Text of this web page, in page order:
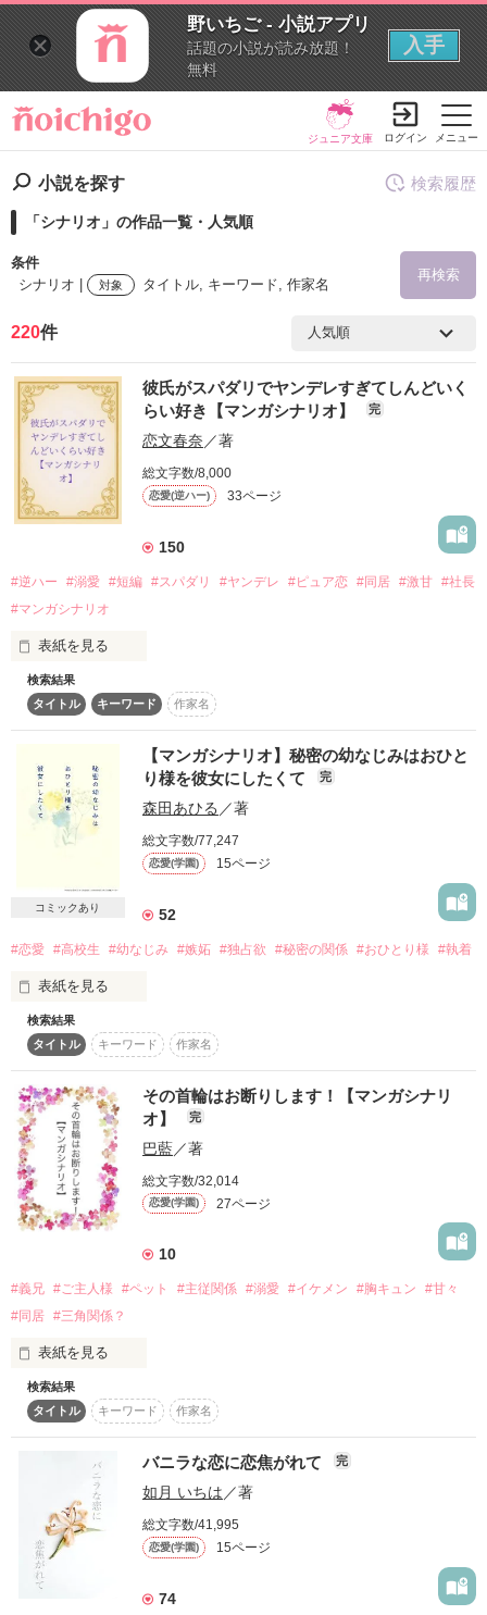
野いちご - 小説アプリ
話題の小説が読み放題！
無料
入手
メニュー
ジュニア文庫 ログイン
小説を探す
「シナリオ」の作品一覧・人気順
条件
シナリオ |
対象 タイトル, キーワード, 作家名
再検索
検索ワード
を含む
詳しく検索
タイトル キーワード 作家名 表紙コメント
あらすじ
ジャンル
感想
ステータス 全て 完結 更新中
作品の長さ 長編 中編
復刻！夏の野いちごビギナーズ応援コンテスト～中・長編チ
ャレンジ！～
500文字の不気味なテスト、募集中。
スターツ出版小説投稿サイト合同企画「1話からの長編大
賞」野いちご！会場
その他の条件 動画あり
検索履歴
220件
彼氏がスパダリでヤンデレすぎてしんどいく
らい好き【マンガシナリオ】
完
恋文春奈 ／著
総文字数/8,000
恋愛(逆ハー) 33ページ
150
#逆ハー #溺愛 #短編 #スパダリ #ヤンデレ #ピュア恋 #同居 #激甘 #社長
#マンガシナリオ
表紙を見る
スパダリでヤンデレな溺愛彼氏に愛されすぎる！！
モテモテな二人はどうなる！？
運命の人と激甘同居生活が始まる…！！
スパダリでヤンデレな溺愛彼氏
色気が半端ない
みれあにだけ愛が重い
×
ピュアな美人彼女
【二瀬 みれあ】(22)
芯はあるが素直すぎて無自覚な時がある
奏多しか見えてない
こちらはマンガシナリオになります。
「第9回noicomiマンガシナリオ大賞」にエントリーしていま
す。
検索結果
タイトル
キーワード 作家名
コミックあり
【マンガシナリオ】秘密の幼なじみはおひと
り様を彼女にしたくて
完
森田あひる ／著
総文字数/77,247
恋愛(学園) 15ページ
52
#恋愛 #高校生 #幼なじみ #嫉妬 #独占欲 #秘密の関係 #おひとり様 #執着
表紙を見る
🌸第7回noicomiマンガシナリオ大賞にて
入賞を受賞いたしました🌸
本当に本当にありがとうございます！！！！
🌟『隣のカレが、私を家にあげる理由』に改題し、連載スター
トいたしました🌟
作画を担当してくださるのは、野木のい先生です🙌
原作からガラリとブラッシュアップして、キュン増し増しな内
容となっております💕
たくさんの読者様に知っていただきたいので拡散のほど何卒よ
ろしくお願いします🙏
うにー！！✨✨
何の接点もない者同士。
廊下ですれ違っても挨拶なし。
互いを認識せず通り過ぎる関係。
そう思われていた男女のお話。
＊＊＊＊＊
青宮空子、高校二年生。
学校では必要最低限の
検索結果
タイトル
キーワード 作家名
その首輪はお断りします！【マンガシナリ
オ】
完
巴藍／著
総文字数/32,014
恋愛(学園) 27ページ
10
#義兄 #ご主人様 #ペット #主従関係 #溺愛 #イケメン #胸キュン
#甘々
#同居 #三角関係？
表紙を見る
「ちょうど良かった。俺、ペットが欲しかったんだよね」
「……はい？」
母の再婚で義兄が出来た私。
サラサラとした黒髪に、長いまつ毛
色っぽい笑みを浮かべるその顔。
同い年だから、お互い少しずつ歩み寄って
仲良くなれたらな……なんて思ってたのに。
検索結果
タイトル
キーワード 作家名
バニラな恋に恋焦がれて 完
如月 いちは／著
総文字数/41,995
恋愛(学園) 15ページ
74